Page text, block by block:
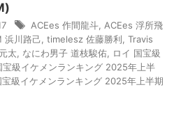
ACEes 作間龍斗 ACEes 浮所飛
浜川路己 timelesz 佐藤勝利 Travis
太
なにわ男子 道枝駿佑
ロイ 国宝級
宝級イケメンランキング 2025年上半
宝級イケメンランキング 2025年上半期